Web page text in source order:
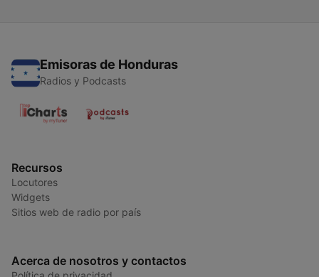
Emisoras de Honduras
Radios y Podcasts
Recursos
Locutores
Widgets
Sitios web de radio por país
Acerca de nosotros y contactos